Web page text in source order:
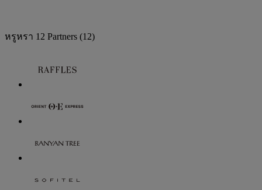
หรูหรา 12 Partners (12)